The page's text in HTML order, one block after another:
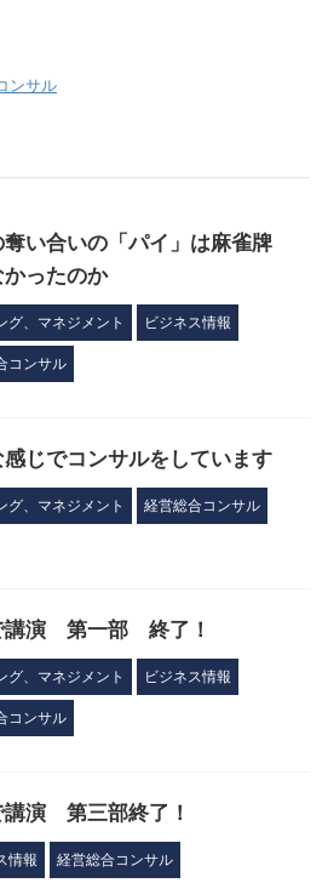
ンサル
い合いの「パイ」は麻雀牌
かったのか
グ、マネジメント ビジネス情報
コンサル
感じでコンサルをしています
グ、マネジメント 経営総合コンサル
講演 第一部 終了！
グ、マネジメント ビジネス情報
コンサル
講演 第三部終了！
情報 経営総合コンサル